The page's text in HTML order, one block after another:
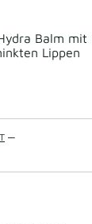
Balm mit
Lippen
—